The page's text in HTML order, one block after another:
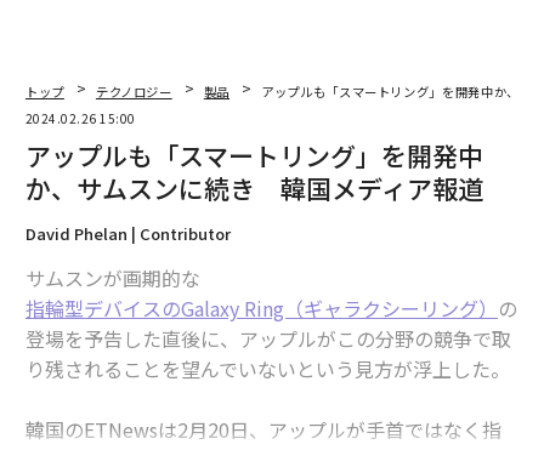
トップ テクノロジー 製品
アップルも「スマートリング」を開発中か、
2024.02.26 15:00
アップルも「スマートリング」を開発中
か、サムスンに続き 韓国メディア報道
David Phelan | Contributor
サムスンが画期的な
指輪型デバイスのGalaxy Ring（ギャラクシーリング） の
登場を予告した直後に、アップルがこの分野の競争で取
り残されることを望んでいないという見方が浮上した。
韓国のETNewsは2月20日、アップルが手首ではなく指